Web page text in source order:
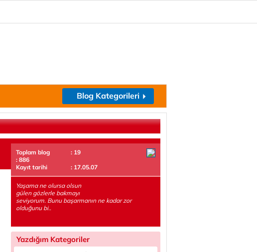
Blog Kategorileri
Toplam blog
: 19
: 886
Kayıt tarihi
: 17.05.07
Yaşama ne olursa olsun
gülen gözlerle bakmayı
seviyorum. Bunu başarmanın ne kadar zor
olduğunu bi..
Yazdığım Kategoriler